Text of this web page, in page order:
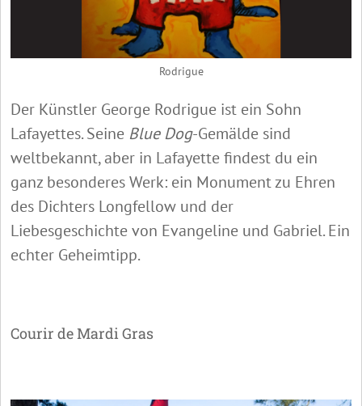
Rodrigue
Der Künstler George Rodrigue ist ein Sohn
Lafayettes. Seine Blue Dog-Gemälde sind
weltbekannt, aber in Lafayette findest du ein
ganz besonderes Werk: ein Monument zu Ehren
des Dichters Longfellow und der
Liebesgeschichte von Evangeline und Gabriel. Ein
echter Geheimtipp.
Courir de Mardi Gras